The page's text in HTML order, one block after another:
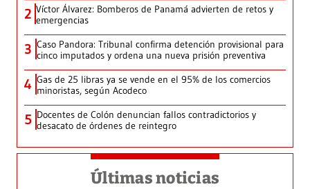
2 Víctor Álvarez: Bomberos de Panamá advierten de retos y
emergencias
3 Caso Pandora: Tribunal confirma detención provisional para
cinco imputados y ordena una nueva prisión preventiva
4 Gas de 25 libras ya se vende en el 95% de los comercios
minoristas, según Acodeco
5 Docentes de Colón denuncian fallos contradictorios y
desacato de órdenes de reintegro
Últimas noticias